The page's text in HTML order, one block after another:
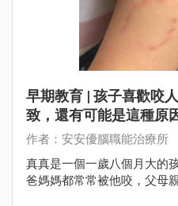
早期教育 | 孩子喜歡咬
致，還有可能是這種原
作者：安安優腦職能治療所
真真是一個一歲八個月大的
爸媽媽都常常被他咬，父母